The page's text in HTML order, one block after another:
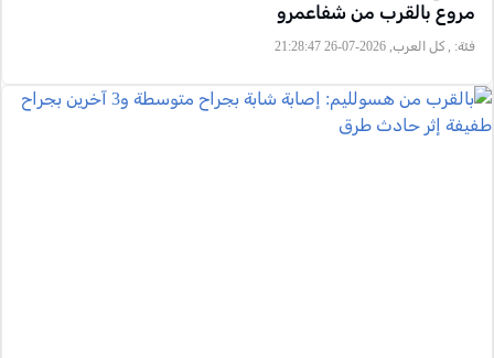
مروع بالقرب من شفاعمرو
فئة: , كل العرب, 2026-07-26 21:28:47